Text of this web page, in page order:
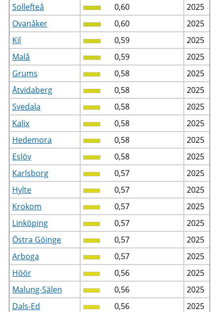
Sollefteå
0,60
2025
Ovanåker
0,60
2025
Kil
0,59
2025
Malå
0,59
2025
Grums
0,58
2025
Åtvidaberg
0,58
2025
Svedala
0,58
2025
Kalix
0,58
2025
Hedemora
0,58
2025
Eslöv
0,58
2025
Karlsborg
0,57
2025
Hylte
0,57
2025
Krokom
0,57
2025
Linköping
0,57
2025
Östra Göinge
0,57
2025
Arboga
0,57
2025
Höör
0,56
2025
Malung-Sälen
0,56
2025
Dals-Ed
0,56
2025